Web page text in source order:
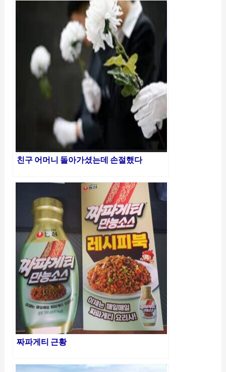
친구 어머니 돌아가셨는데 손절했다
짜파게티 근황